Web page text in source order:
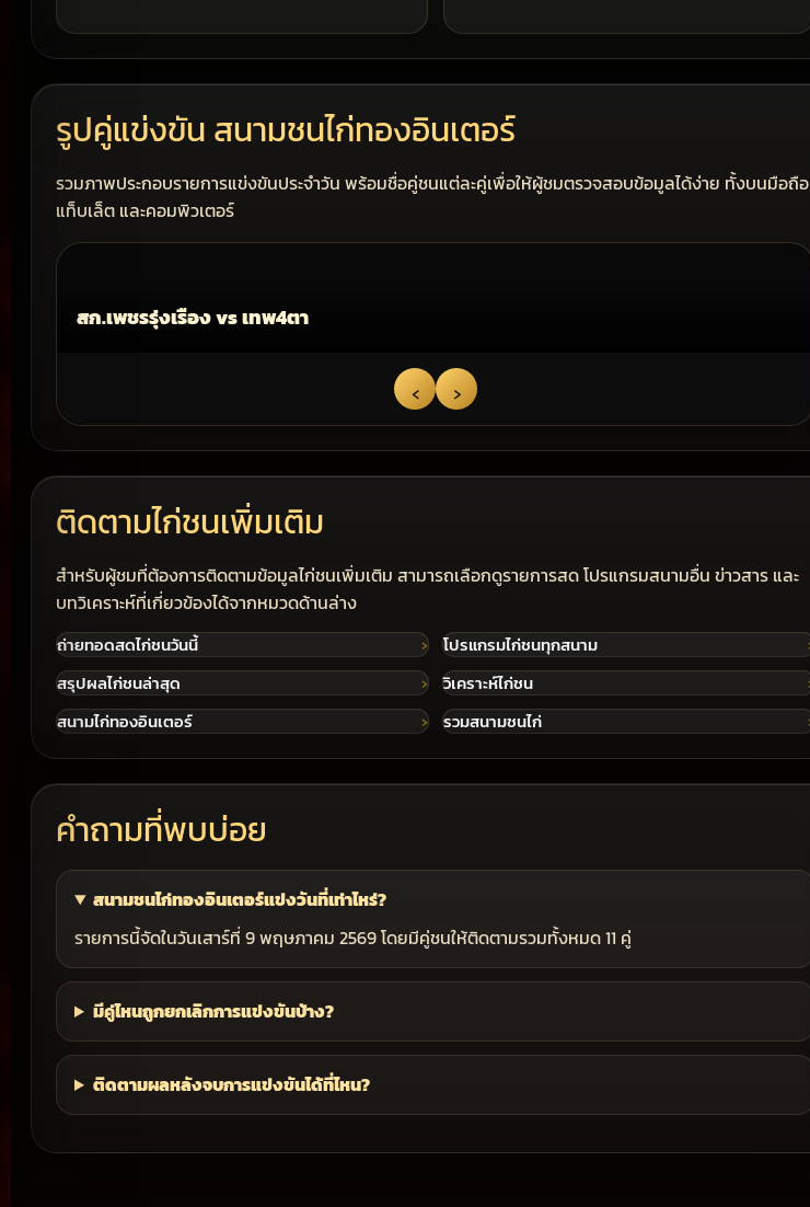
รูปคู่แข่งขัน สนามชนไก่ทองอินเตอร์
รวมภาพประกอบรายการแข่งขันประจำวัน พร้อมชื่อคู่ชนแต่ละคู่เพื่อให้ผู้ชมตรวจสอบข้อมูลได้ง่าย ทั้งบนมือถือ
แท็บเล็ต และคอมพิวเตอร์
สก.เพชรรุ่งเรือง vs เทพ4ตา
‹ ›
ติดตามไก่ชนเพิ่มเติม
สำหรับผู้ชมที่ต้องการติดตามข้อมูลไก่ชนเพิ่มเติม สามารถเลือกดูรายการสด โปรแกรมสนามอื่น ข่าวสาร และ
บทวิเคราะห์ที่เกี่ยวข้องได้จากหมวดด้านล่าง
ถ่ายทอดสดไก่ชนวันนี้
โปรแกรมไก่ชนทุกสนาม
สรุปผลไก่ชนล่าสุด
วิเคราะห์ไก่ชน
สนามไก่ทองอินเตอร์
รวมสนามชนไก่
คำถามที่พบบ่อย
สนามชนไก่ทองอินเตอร์แข่งวันที่เท่าไหร่?
รายการนี้จัดในวันเสาร์ที่ 9 พฤษภาคม 2569 โดยมีคู่ชนให้ติดตามรวมทั้งหมด 11 คู่
มีคู่ไหนถูกยกเลิกการแข่งขันบ้าง?
ติดตามผลหลังจบการแข่งขันได้ที่ไหน?